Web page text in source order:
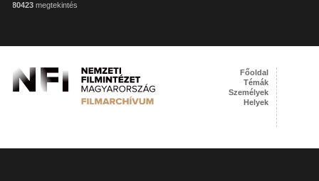
80423 megtekintés
Főoldal
Témák
Személyek
Helyek